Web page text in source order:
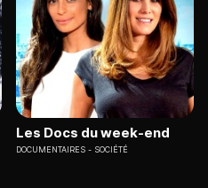
Les Docs du week-end
DOCUMENTAIRES SOCIÉTÉ